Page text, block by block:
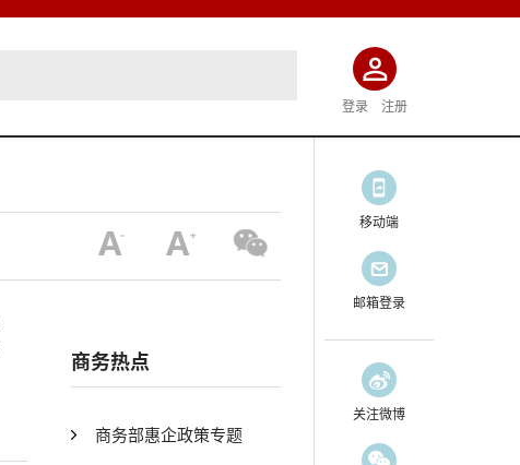
登录 注册
商务热点
商务部惠企政策专题
移动端
邮箱登录
关注微博